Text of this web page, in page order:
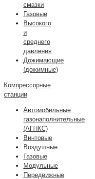
смазки
Газовые
Высокого
и
среднего
давления
Дожимающие
(дожимные)
Компрессорные
станции
Автомобильные
газонаполнительные
(АГНКС)
Винтовые
Воздушные
Газовые
Модульные
Передвижные